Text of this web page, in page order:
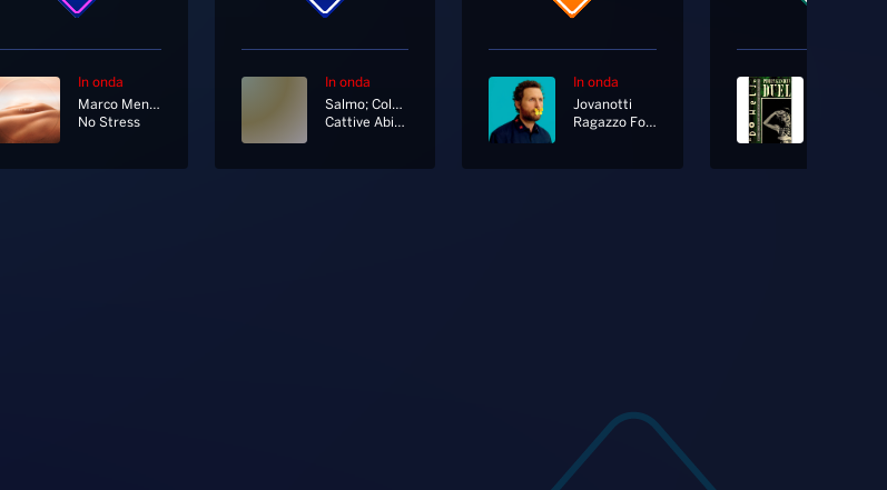
In onda
Marco Mengoni
No Stress
In onda
Salmo; Colapesce; Mace
Cattive Abitudini
In onda
Jovanotti
Ragazzo Fortunato